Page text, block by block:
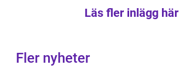
Läs fler inlägg här
Fler nyheter